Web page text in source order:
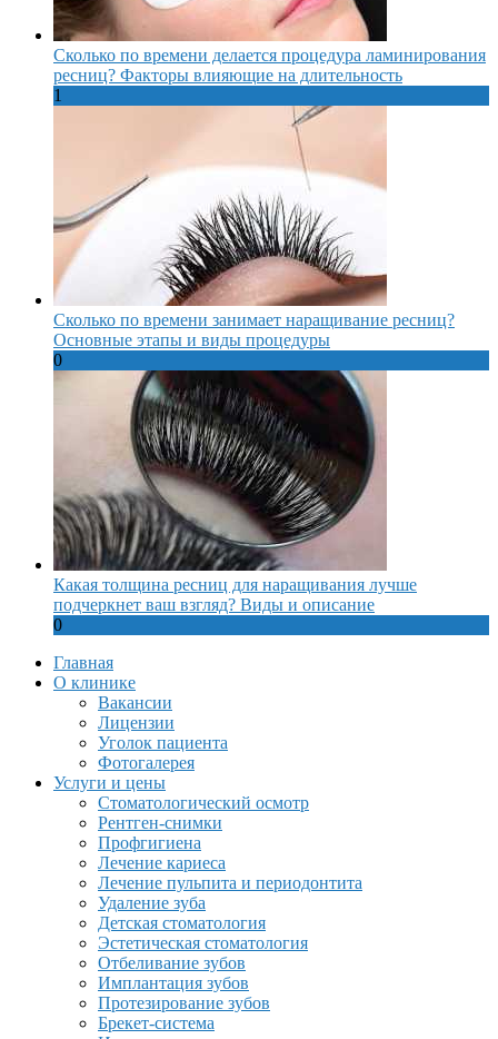
Сколько по времени делается процедура ламинирования
ресниц? Факторы влияющие на длительность
1
Сколько по времени занимает наращивание ресниц?
Основные этапы и виды процедуры
0
Какая толщина ресниц для наращивания лучше
подчеркнет ваш взгляд? Виды и описание
0
Главная
О клинике
Вакансии
Лицензии
Уголок пациента
Фотогалерея
Услуги и цены
Стоматологический осмотр
Рентген-снимки
Профгигиена
Лечение кариеса
Лечение пульпита и периодонтита
Удаление зуба
Детская стоматология
Эстетическая стоматология
Отбеливание зубов
Имплантация зубов
Протезирование зубов
Брекет-система